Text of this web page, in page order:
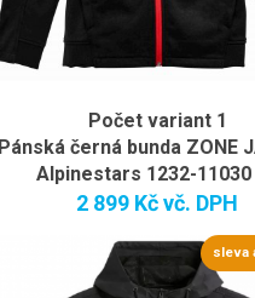
Počet variant 1
Pánská černá bunda ZONE
Alpinestars 1232-11030
2 899 Kčvč. DPH
sleva